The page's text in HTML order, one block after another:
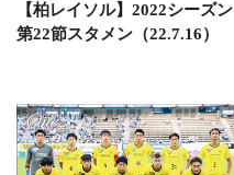
【柏レイソル】2022シーズン
第22節スタメン（22.7.16）